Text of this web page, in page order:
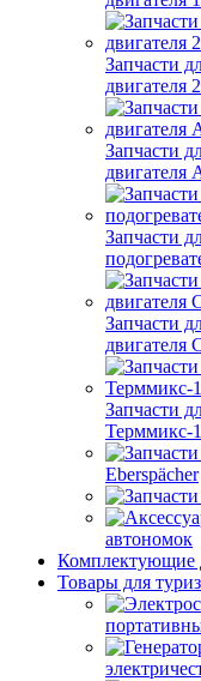
Запчасти
двигателя
Запчасти
Запчасти
Запчасти
двигателя
Запчасти
Терммикс-
Eberspächer
автономок
Комплектующие
Товары для